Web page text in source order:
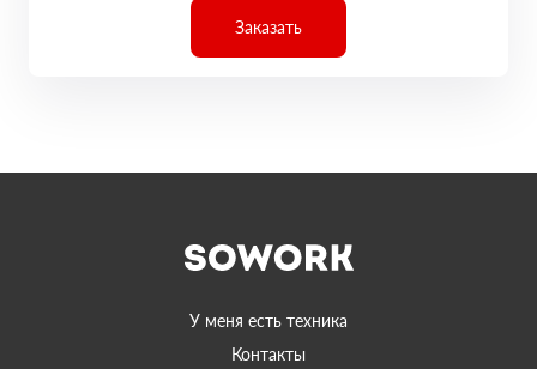
Заказать
У меня есть техника
Контакты